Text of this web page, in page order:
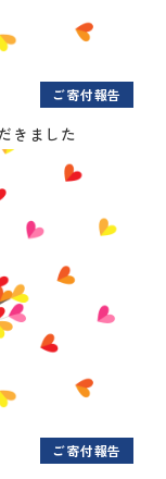
ご寄付報告
きました
ご寄付報告